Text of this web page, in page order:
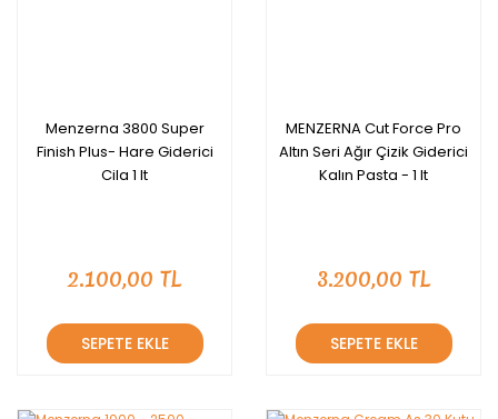
Menzerna 3800 Super
Finish Plus- Hare Giderici
Cila 1 lt
2.100,00 TL
SEPETE EKLE
MENZERNA Cut Force Pro
Altın Seri Ağır Çizik Giderici
Kalın Pasta - 1 lt
3.200,00 TL
SEPETE EKLE